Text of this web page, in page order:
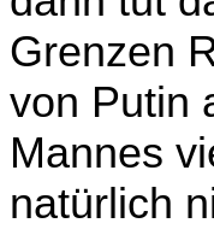
Grenzen
von Putin
Mannes
natürlich